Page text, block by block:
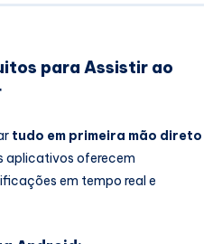
para Assistir ao
tudo em primeira mão direto
aplicativos oferecem
em tempo real e